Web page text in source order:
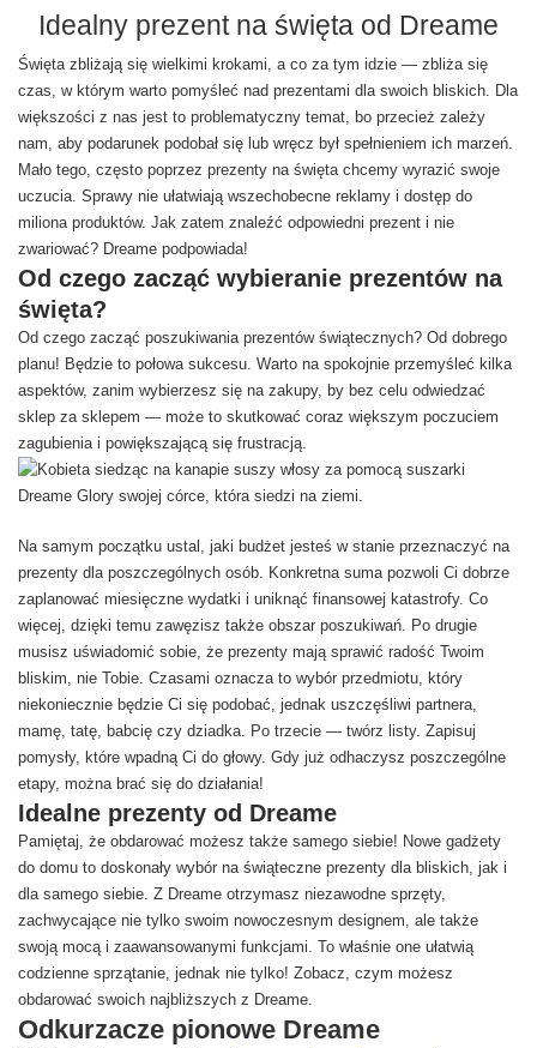
Idealny prezent na święta od Dreame
Święta zbliżają się wielkimi krokami, a co za tym idzie — zbliża się
czas, w którym warto pomyśleć nad prezentami dla swoich bliskich. Dla
większości z nas jest to problematyczny temat, bo przecież zależy
nam, aby podarunek podobał się lub wręcz był spełnieniem ich marzeń.
Mało tego, często poprzez prezenty na święta chcemy wyrazić swoje
uczucia. Sprawy nie ułatwiają wszechobecne reklamy i dostęp do
miliona produktów. Jak zatem znaleźć odpowiedni prezent i nie
zwariować? Dreame podpowiada!
Od czego zacząć wybieranie prezentów na
święta?
Od czego zacząć poszukiwania prezentów świątecznych? Od dobrego
planu! Będzie to połowa sukcesu. Warto na spokojnie przemyśleć kilka
aspektów, zanim wybierzesz się na zakupy, by bez celu odwiedzać
sklep za sklepem — może to skutkować coraz większym poczuciem
zagubienia i powiększającą się frustracją.
Na samym początku ustal, jaki budżet jesteś w stanie przeznaczyć na
prezenty dla poszczególnych osób. Konkretna suma pozwoli Ci dobrze
zaplanować miesięczne wydatki i uniknąć finansowej katastrofy. Co
więcej, dzięki temu zawęzisz także obszar poszukiwań. Po drugie
musisz uświadomić sobie, że prezenty mają sprawić radość Twoim
bliskim, nie Tobie. Czasami oznacza to wybór przedmiotu, który
niekoniecznie będzie Ci się podobać, jednak uszczęśliwi partnera,
mamę, tatę, babcię czy dziadka. Po trzecie — twórz listy. Zapisuj
pomysły, które wpadną Ci do głowy. Gdy już odhaczysz poszczególne
etapy, można brać się do działania!
Idealne prezenty od Dreame
Pamiętaj, że obdarować możesz także samego siebie! Nowe gadżety
do domu to doskonały wybór na świąteczne prezenty dla bliskich, jak i
dla samego siebie. Z Dreame otrzymasz niezawodne sprzęty,
zachwycające nie tylko swoim nowoczesnym designem, ale także
swoją mocą i zaawansowanymi funkcjami. To właśnie one ułatwią
codzienne sprzątanie, jednak nie tylko! Zobacz, czym możesz
obdarować swoich najbliższych z Dreame.
Odkurzacze pionowe Dreame